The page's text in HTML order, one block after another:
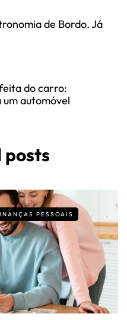
de Bordo. Já
do carro:
automóvel
posts
PESSOAIS